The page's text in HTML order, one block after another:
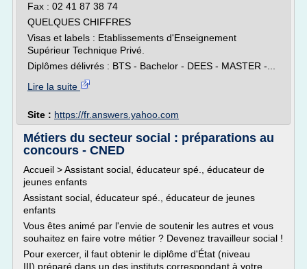
Fax : 02 41 87 38 74
QUELQUES CHIFFRES
Visas et labels : Etablissements d'Enseignement
Supérieur Technique Privé.
Diplômes délivrés : BTS - Bachelor - DEES - MASTER -...
Lire la suite
Site : https://fr.answers.yahoo.com
Métiers du secteur social : préparations au
concours - CNED
Accueil > Assistant social, éducateur spé., éducateur de
jeunes enfants
Assistant social, éducateur spé., éducateur de jeunes
enfants
Vous êtes animé par l'envie de soutenir les autres et vous
souhaitez en faire votre métier ? Devenez travailleur social !
Pour exercer, il faut obtenir le diplôme d'État (niveau
III) préparé dans un des instituts correspondant à votre...